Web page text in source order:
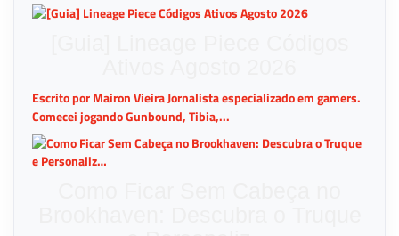
Escrito por Mairon Vieira Jornalista especializado em gamers.
Comecei jogando Gunbound, Tibia,...